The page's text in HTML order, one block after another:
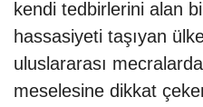
kendi tedbirlerini alan
hassasiyeti taşıyan
uluslararası
meselesine dikkat